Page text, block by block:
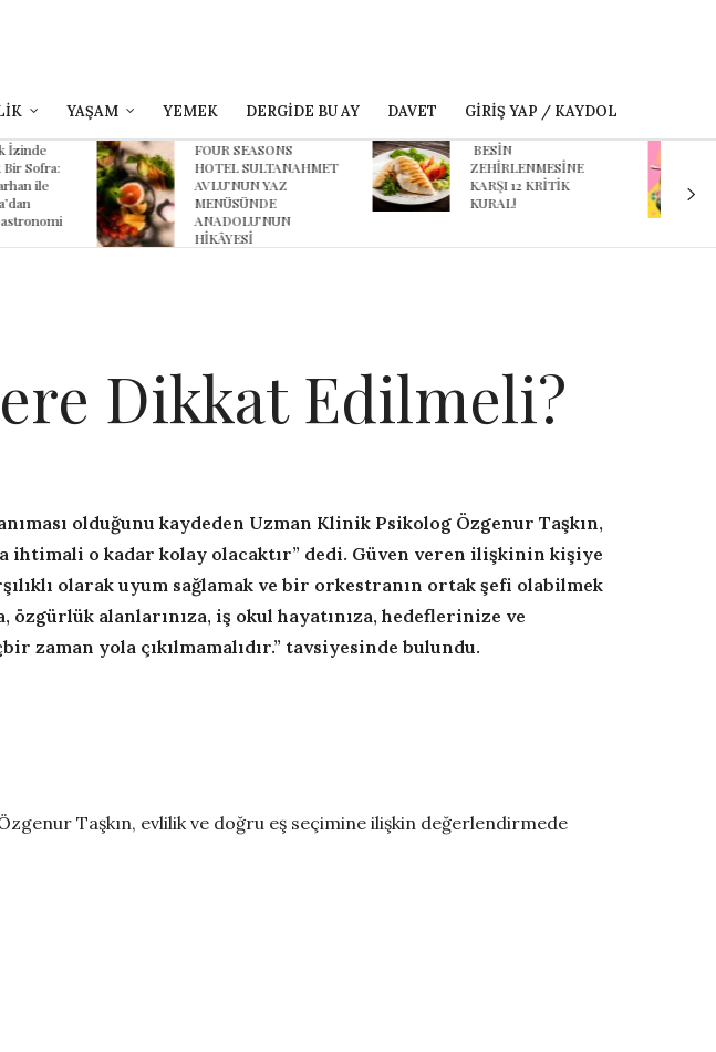
YAŞAM YEMEK DERGIDE BU AY DAVET GIRIŞ YAP / KAYDOL
BESİN
ZEHİRLENMESİNE
KARŞI 12 KRİTİK
KURAL!
Karnaval’dan geçmişe
davet eden yeni
podcast serisi: Ayşegül
Aldinç ile O Zaman
Dikkat Edilmeli?
olduğunu kaydeden Uzman Klinik Psikolog Özgenur Taşkın,
ihtimali o kadar kolay olacaktır” dedi. Güven veren ilişkinin kişiye
olarak uyum sağlamak ve bir orkestranın ortak şefi olabilmek
özgürlük alanlarınıza, iş okul hayatınıza, hedeflerinize ve
zaman yola çıkılmamalıdır.” tavsiyesinde bulundu.
Taşkın, evlilik ve doğru eş seçimine ilişkin değerlendirmede